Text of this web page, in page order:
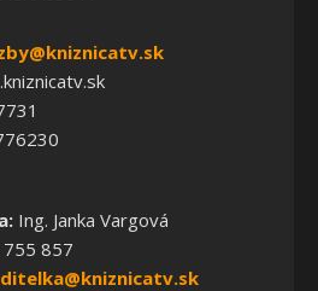
Ing. Janka Vargová
755 857